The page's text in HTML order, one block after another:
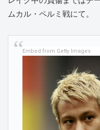
ムカル・ペルミ戦にて。
Embed from Getty Images